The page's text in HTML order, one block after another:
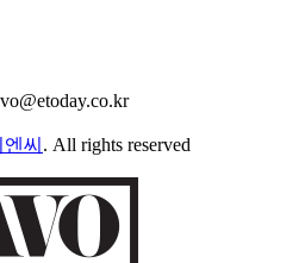
씨 . All rights reserved